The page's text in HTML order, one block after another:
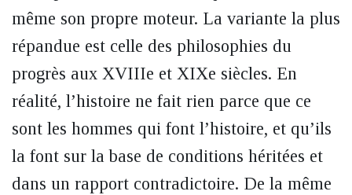
même son propre moteur. La variante la plus
répandue est celle des philosophies du
progrès aux XVIIIe et XIXe siècles. En
réalité, l’histoire ne fait rien parce que ce
sont les hommes qui font l’histoire, et qu’ils
la font sur la base de conditions héritées et
dans un rapport contradictoire. De la même